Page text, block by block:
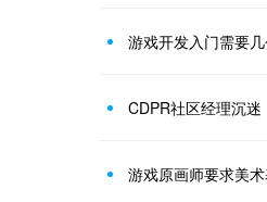
游戏开发入门需要
CDPR社区经理沉
游戏原画师要求美